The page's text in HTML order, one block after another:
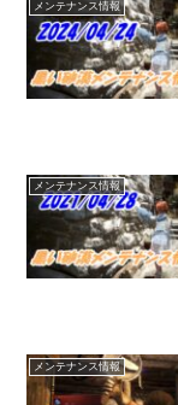
メンテナンス情報
メンテナンス情報
メンテナンス情報